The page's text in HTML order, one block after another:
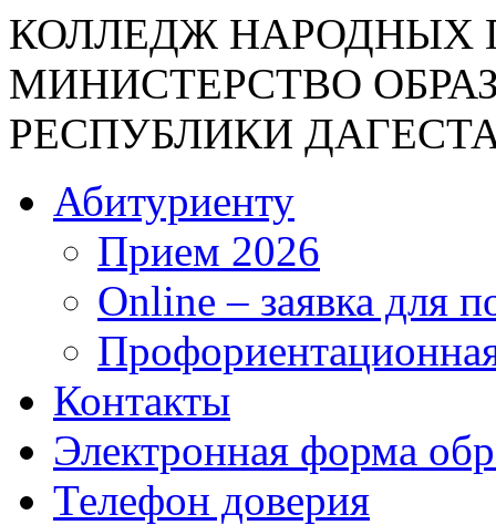
КОЛЛЕДЖ НАРОДНЫХ
МИНИСТЕРСТВО
РЕСПУБЛИКИ
Абитуриенту
Прием 2026
Online – заявка для
Контакты
Электронная форма
Телефон доверия